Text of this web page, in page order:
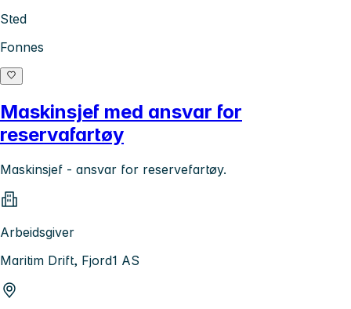
Sted
Fonnes
Maskinsjef med ansvar for
reservafartøy
Maskinsjef - ansvar for reservefartøy.
Arbeidsgiver
Maritim Drift, Fjord1 AS